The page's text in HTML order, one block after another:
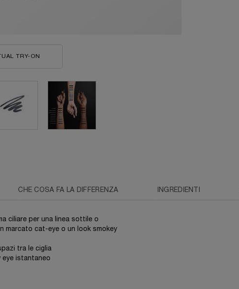
TRY-ON
CHE COSA FA LA DIFFERENZA INGREDIENTI
ciliare per una linea sottile o
marcato cat-eye o un look smokey
tra le ciglia
eye istantaneo